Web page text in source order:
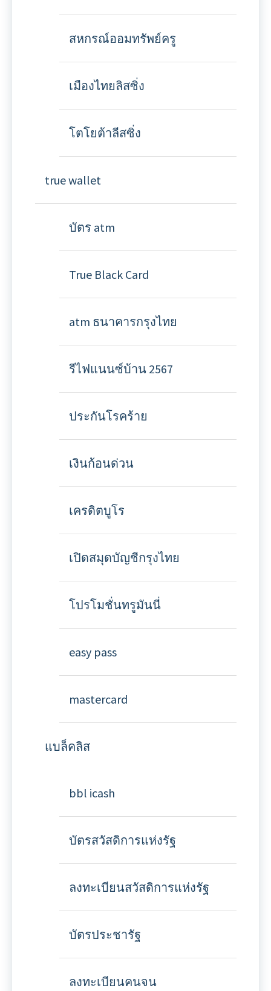
สหกรณ์ออมทรัพย์ครู
เมืองไทยลิสซิ่ง
โตโยต้าลีสซิ่ง
true wallet
บัตร atm
True Black Card
atm ธนาคารกรุงไทย
รีไฟแนนซ์บ้าน 2567
ประกันโรคร้าย
เงินก้อนด่วน
เครดิตบูโร
เปิดสมุดบัญชีกรุงไทย
โปรโมชั่นทรูมันนี่
easy pass
mastercard
แบล็คลิส
bbl icash
บัตรสวัสดิการแห่งรัฐ
ลงทะเบียนสวัสดิการแห่งรัฐ
บัตรประชารัฐ
ลงทะเบียนคนจน